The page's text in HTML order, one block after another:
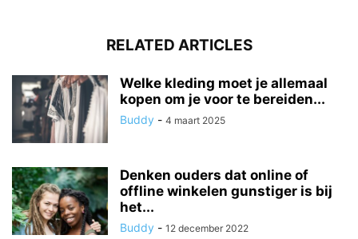
RELATED ARTICLES
Welke kleding moet je allemaal
kopen om je voor te bereiden...
Buddy - 4 maart 2025
Denken ouders dat online of
offline winkelen gunstiger is bij
het...
Buddy - 12 december 2022